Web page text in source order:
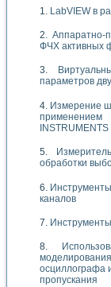
LabVIEW в
Аппаратно-
ФЧХ активных
параметров
Измерение
применением
INSTRUMENTS
обработки
каналов
осциллографа
пропускания